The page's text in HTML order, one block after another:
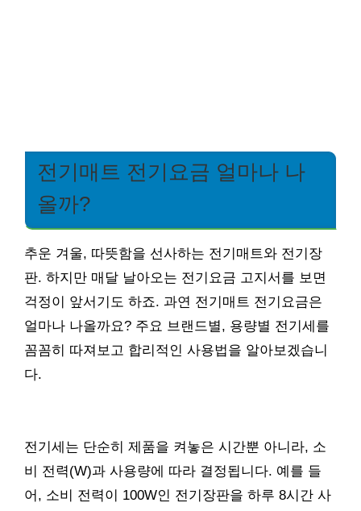
전기매트 전기요금 얼마나 나
올까?
추운 겨울, 따뜻함을 선사하는 전기매트와 전기장
판. 하지만 매달 날아오는 전기요금 고지서를 보면
걱정이 앞서기도 하죠. 과연 전기매트 전기요금은
얼마나 나올까요? 주요 브랜드별, 용량별 전기세를
꼼꼼히 따져보고 합리적인 사용법을 알아보겠습니
다.
전기세는 단순히 제품을 켜놓은 시간뿐 아니라, 소
비 전력(W)과 사용량에 따라 결정됩니다. 예를 들
어, 소비 전력이 100W인 전기장판을 하루 8시간 사